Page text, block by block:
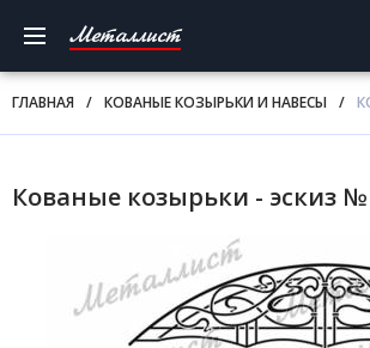
Металлист
ГЛАВНАЯ / КОВАНЫЕ КОЗЫРЬКИ И НАВЕСЫ /
Кованые козырьки - эскиз №